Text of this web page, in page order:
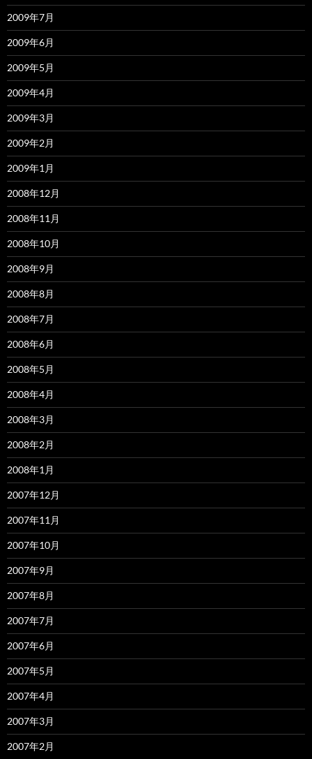
2009年7月
2009年6月
2009年5月
2009年4月
2009年3月
2009年2月
2009年1月
2008年12月
2008年11月
2008年10月
2008年9月
2008年8月
2008年7月
2008年6月
2008年5月
2008年4月
2008年3月
2008年2月
2008年1月
2007年12月
2007年11月
2007年10月
2007年9月
2007年8月
2007年7月
2007年6月
2007年5月
2007年4月
2007年3月
2007年2月